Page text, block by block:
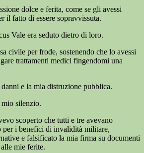
dolce e ferita, come se gli avessi
il fatto di essere sopravvissuta.
Vale era seduto dietro di loro.
civile per frode, sostenendo che lo avessi
trattamenti medici fingendomi una
e la mia distruzione pubblica.
silenzio.
scoperto che tutti e tre avevano
per i benefici di invalidità militare,
e falsificato la mia firma su documenti
mie ferite.